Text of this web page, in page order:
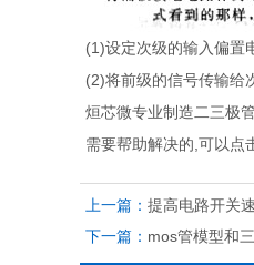
(1)设定次级的输入偏置
(2)将前级的信号传输给
烜芯微专业制造二三极
需要帮助解决的,可以点
上一篇： 提高电路开关
下一篇： mos管模型和